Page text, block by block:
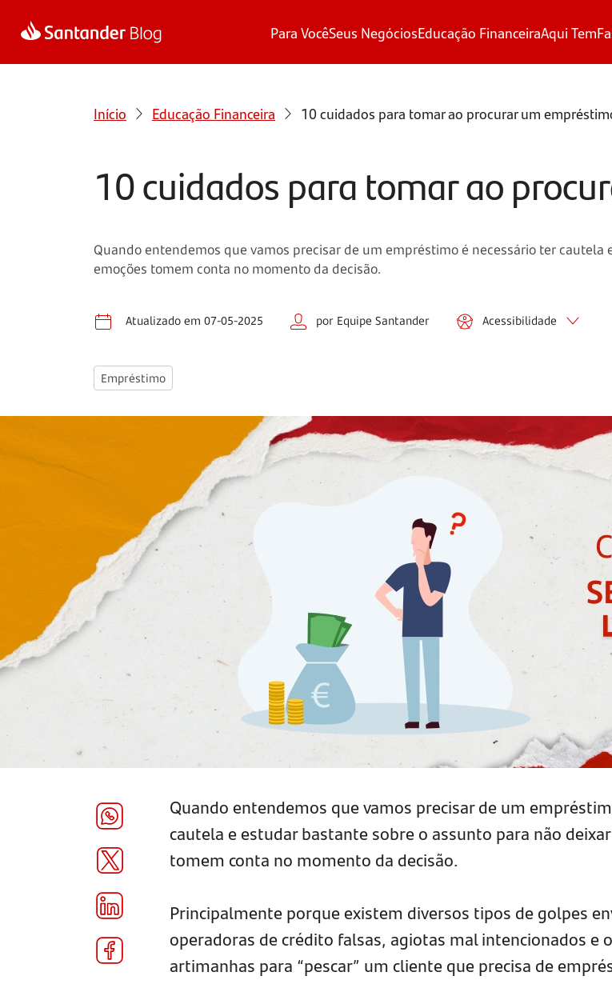
Para VocêSeus NegóciosEducação FinanceiraAqui Tem
Início Educação Financeira 10 cuidados para tomar ao procurar um
10 cuidados para tomar ao
Quando entendemos que vamos precisar de um empréstimo é necessário ter
emoções tomem conta no momento da decisão.
Atualizado em 07-05-2025 por Equipe Santander Acessibilidade
Empréstimo
Quando entendemos que vamos precisar de um
cautela e estudar bastante sobre o assunto para não
tomem conta no momento da decisão.
Principalmente porque existem diversos tipos de golpes
operadoras de crédito falsas, agiotas mal intencionados e
artimanhas para “pescar” um cliente que precisa de